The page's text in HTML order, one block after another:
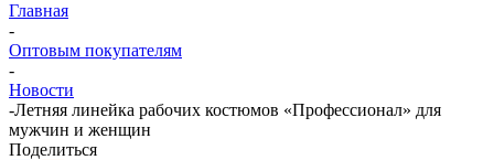
Главная
-
Оптовым покупателям
-
Новости
-Летняя линейка рабочих костюмов «Профессионал» для
мужчин и женщин
Поделиться